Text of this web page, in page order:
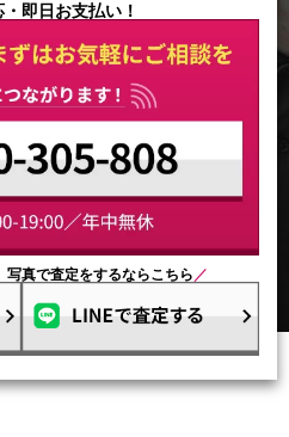
即日お支払い！
写真で査定をするならこちら ／